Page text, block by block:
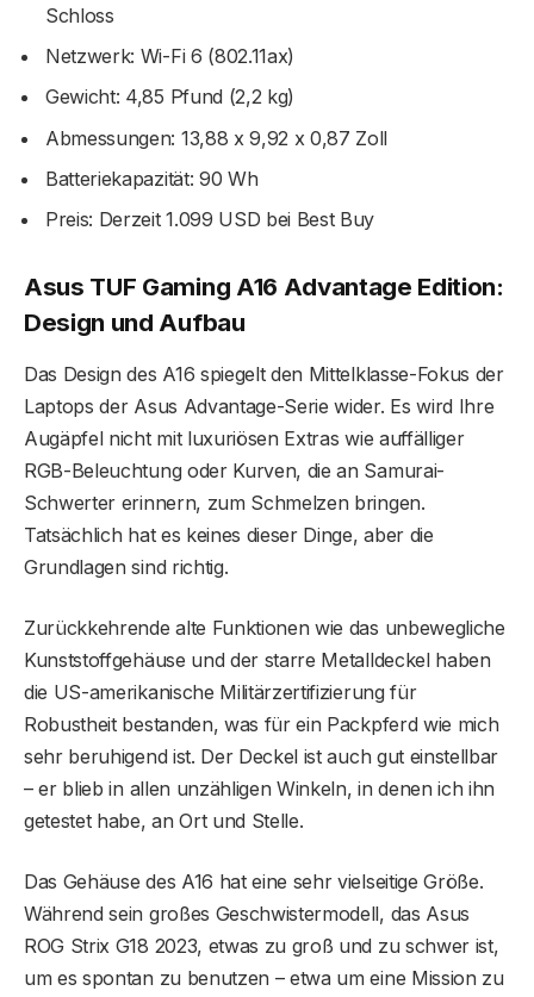
Schloss
Netzwerk: Wi-Fi 6 (802.11ax)
Gewicht: 4,85 Pfund (2,2 kg)
Abmessungen: 13,88 x 9,92 x 0,87 Zoll
Batteriekapazität: 90 Wh
Preis: Derzeit 1.099 USD bei Best Buy
Asus TUF Gaming A16 Advantage Edition:
Design und Aufbau
Das Design des A16 spiegelt den Mittelklasse-Fokus der
Laptops der Asus Advantage-Serie wider. Es wird Ihre
Augäpfel nicht mit luxuriösen Extras wie auffälliger
RGB-Beleuchtung oder Kurven, die an Samurai-
Schwerter erinnern, zum Schmelzen bringen.
Tatsächlich hat es keines dieser Dinge, aber die
Grundlagen sind richtig.
Zurückkehrende alte Funktionen wie das unbewegliche
Kunststoffgehäuse und der starre Metalldeckel haben
die US-amerikanische Militärzertifizierung für
Robustheit bestanden, was für ein Packpferd wie mich
sehr beruhigend ist. Der Deckel ist auch gut einstellbar
– er blieb in allen unzähligen Winkeln, in denen ich ihn
getestet habe, an Ort und Stelle.
Das Gehäuse des A16 hat eine sehr vielseitige Größe.
Während sein großes Geschwistermodell, das Asus
ROG Strix G18 2023, etwas zu groß und zu schwer ist,
um es spontan zu benutzen – etwa um eine Mission zu